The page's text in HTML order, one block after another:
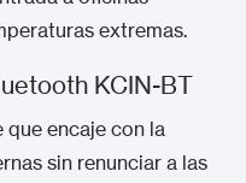
extremas.
KCIN-BT
que encaje con la
sin renunciar a las